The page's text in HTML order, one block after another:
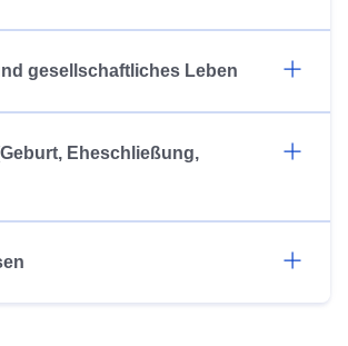
gesellschaftliches Leben
Eheschließung,